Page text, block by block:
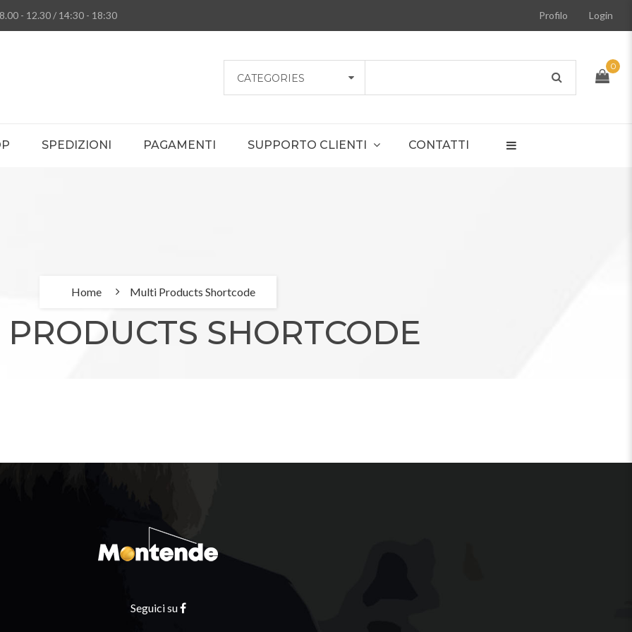
- 12.30 / 14:30 - 18:30 Profilo Login
CATEGORIES
0
SPEDIZIONI PAGAMENTI SUPPORTO CLIENTI CONTATTI
SHORTCODE
Home Multi Products Shortcode
Seguici su